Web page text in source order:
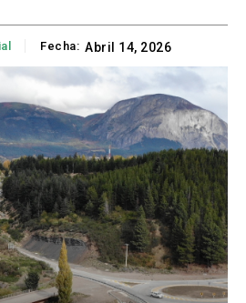
Fecha: Abril 14, 2026